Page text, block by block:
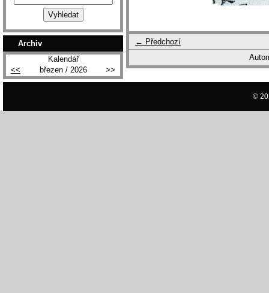
← Předchozí
Archiv
Kalendář
<<
březen / 2026 >>
©